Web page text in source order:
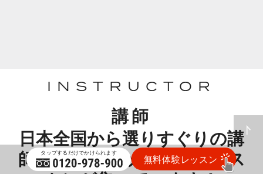
INSTRUCTOR
講師
日本全国から選りすぐりの講
師（ミュージックスタイリス